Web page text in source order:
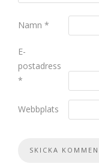
Namn *
E-
postadress
*
Webbplats